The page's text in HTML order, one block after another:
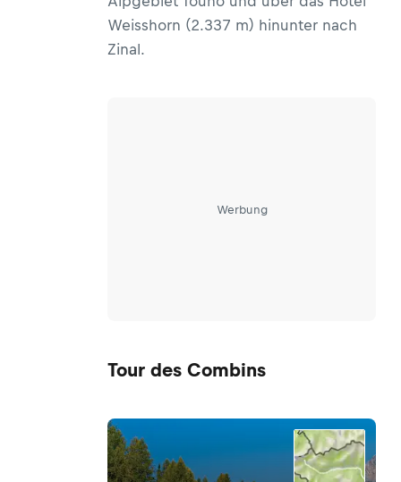
Weisshorn (2.337 m) hinunter nach
Zinal.
Werbung
Tour des Combins